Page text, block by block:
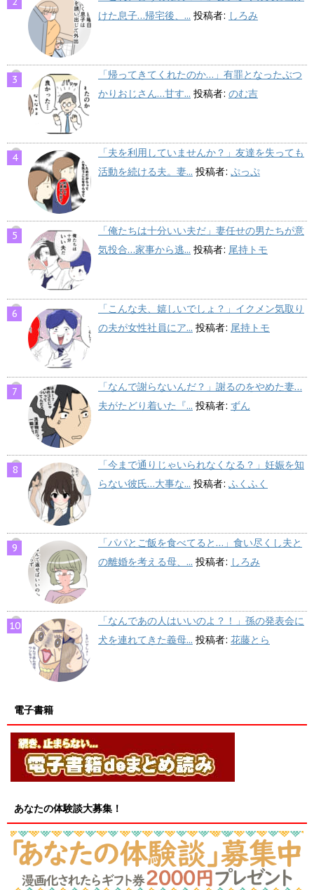
けた息子…帰宅後、... 投稿者: しろみ
「帰ってきてくれたのか…」有罪となったぶつ
かりおじさん…甘す... 投稿者: のむ吉
「夫を利用していませんか？」友達を失っても
活動を続ける夫。妻... 投稿者: ぷっぷ
「俺たちは十分いい夫だ」妻任せの男たちが意
気投合…家事から逃... 投稿者: 尾持トモ
「こんな夫、嬉しいでしょ？」イクメン気取り
の夫が女性社員にア... 投稿者: 尾持トモ
「なんで謝らないんだ？」謝るのをやめた妻…
夫がたどり着いた『... 投稿者: ずん
「今まで通りじゃいられなくなる？」妊娠を知
らない彼氏…大事な... 投稿者: ふくふく
「パパとご飯を食べてると…」食い尽くし夫と
の離婚を考える母、... 投稿者: しろみ
「なんであの人はいいのよ？！」孫の発表会に
犬を連れてきた義母... 投稿者: 花藤とら
電子書籍
あなたの体験談大募集！